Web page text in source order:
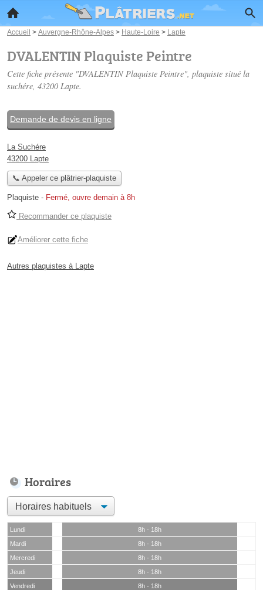
Accueil > Auvergne-Rhône-Alpes > Haute-Loire > Lapte
DVALENTIN Plaquiste Peintre
Cette fiche présente "DVALENTIN Plaquiste Peintre", plaquiste situé la
suchére, 43200 Lapte.
Demande de devis en ligne
La Suchére
43200 Lapte
📞 Appeler ce plâtrier-plaquiste
Plaquiste - Fermé, ouvre demain à 8h
Recommander ce plaquiste
Améliorer cette fiche
Autres plaquistes à Lapte
Horaires
Lundi
8h - 18h
Mardi
8h - 18h
Mercredi
8h - 18h
Jeudi
8h - 18h
Vendredi
8h - 18h